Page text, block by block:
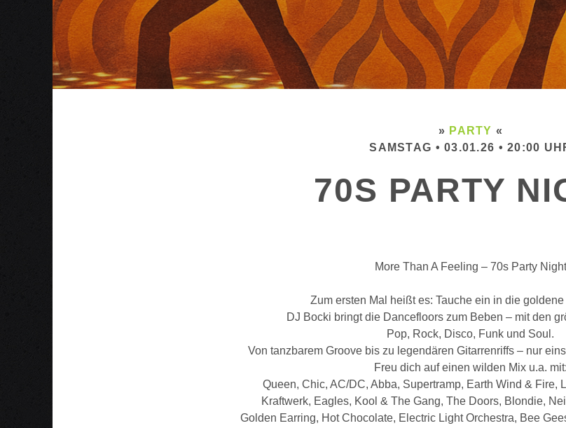
» PARTY «
SAMSTAG • 03.01.26 • 20:00
70S PARTY
More Than A Feeling – 70s Party Night
Zum ersten Mal heißt es: Tauche ein in die goldene
DJ Bocki bringt die Dancefloors zum Beben – mit den
Pop, Rock, Disco, Funk und Soul.
Von tanzbarem Groove bis zu legendären Gitarrenriffs – nur
Freu dich auf einen wilden Mix u.a. mit:
Queen, Chic, AC/DC, Abba, Supertramp, Earth Wind & Fire,
Kraftwerk, Eagles, Kool & The Gang, The Doors, Blondie,
Golden Earring, Hot Chocolate, Electric Light Orchestra, Bee